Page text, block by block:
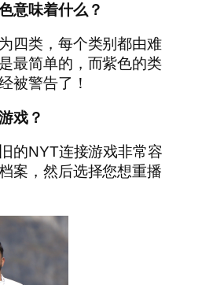
意味着什么？
四类，每个类别都由难
最简单的，而紫色的类
被警告了！
戏？
的NYT连接游戏非常容
案，然后选择您想重播